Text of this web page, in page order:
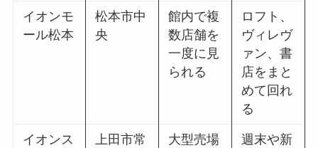
イオンモ
ール松本
松本市中
央
館内で複
数店舗を
一度に見
られる
ロフト、
ヴィレヴ
ァン、書
店をまと
めて回れ
る
イオンス
上田市常
大型売場
週末や新